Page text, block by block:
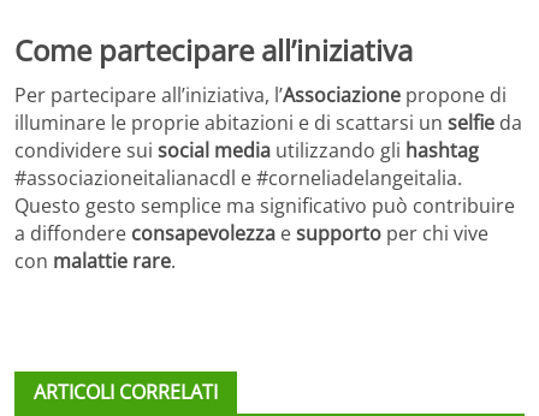
Come partecipare all’iniziativa
Per partecipare all’iniziativa, l’Associazione propone di
illuminare le proprie abitazioni e di scattarsi un selfie da
condividere sui social media utilizzando gli hashtag
#associazioneitalianacdl e #corneliadelangeitalia.
Questo gesto semplice ma significativo può contribuire
a diffondere consapevolezza esupporto per chi vive
con malattie rare.
ARTICOLI CORRELATI